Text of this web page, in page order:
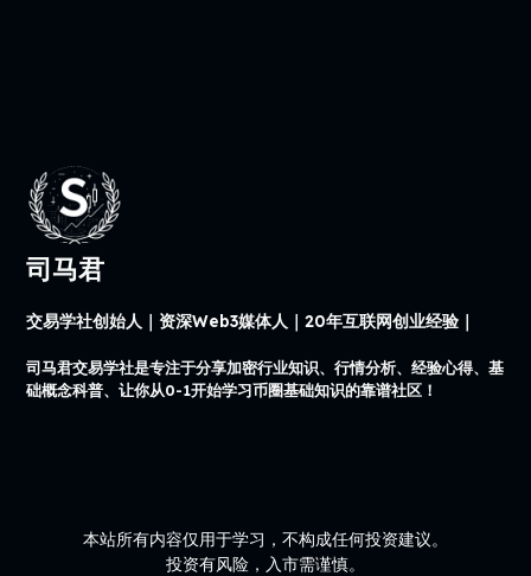
司马君
交易学社创始人｜资深Web3媒体人｜20年互联网创业经验｜
司马君交易学社是专注于分享加密行业知识、行情分析、经验心得、基
础概念科普、让你从0-1开始学习币圈基础知识的靠谱社区！
本站所有内容仅用于学习，不构成任何投资建议。
投资有风险，入市需谨慎。